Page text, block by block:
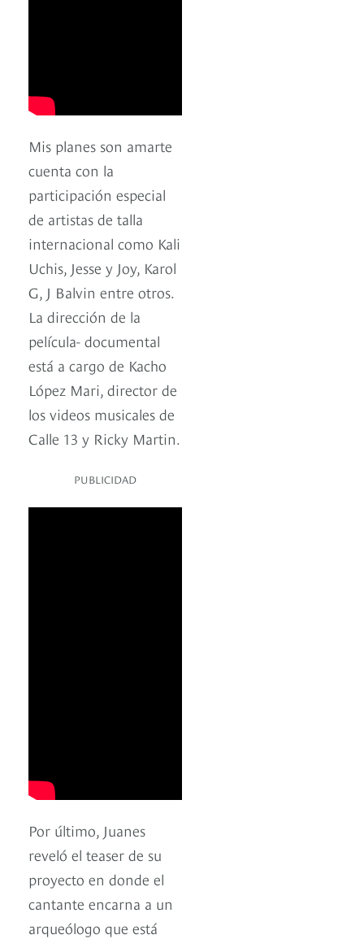
Mis planes son amarte
cuenta con la
participación especial
de artistas de talla
internacional como Kali
Uchis, Jesse y Joy, Karol
G, J Balvin entre otros.
La dirección de la
película- documental
está a cargo de Kacho
López Mari, director de
los videos musicales de
Calle 13 y Ricky Martin.
PUBLICIDAD
Por último, Juanes
reveló el teaser de su
proyecto en donde el
cantante encarna a un
arqueólogo que está